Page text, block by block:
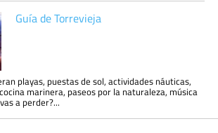
Guía de Torrevieja
playas, puestas de sol, actividades náuticas,
marinera, paseos por la naturaleza, música
a perder?...